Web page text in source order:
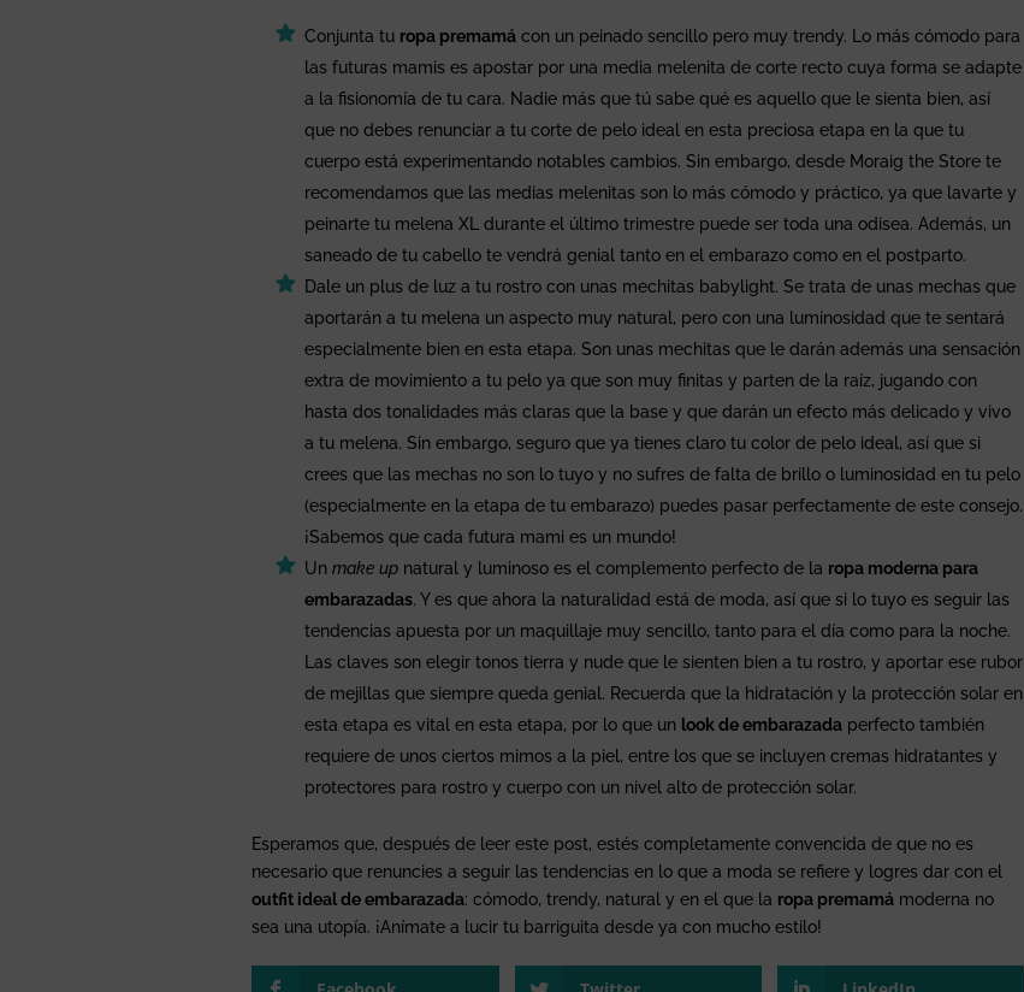
Conjunta tu ropa premamá con un peinado sencillo pero muy trendy. Lo más cómodo para
las futuras mamis es apostar por una media melenita de corte recto cuya forma se adapte
a la fisionomía de tu cara. Nadie más que tú sabe qué es aquello que le sienta bien, así
que no debes renunciar a tu corte de pelo ideal en esta preciosa etapa en la que tu
cuerpo está experimentando notables cambios. Sin embargo, desde Moraig the Store te
recomendamos que las medias melenitas son lo más cómodo y práctico, ya que lavarte y
peinarte tu melena XL durante el último trimestre puede ser toda una odisea. Además, un
saneado de tu cabello te vendrá genial tanto en el embarazo como en el postparto.
Dale un plus de luz a tu rostro con unas mechitas babylight. Se trata de unas mechas que
aportarán a tu melena un aspecto muy natural, pero con una luminosidad que te sentará
especialmente bien en esta etapa. Son unas mechitas que le darán además una sensación
extra de movimiento a tu pelo ya que son muy finitas y parten de la raíz, jugando con
hasta dos tonalidades más claras que la base y que darán un efecto más delicado y vivo
a tu melena. Sin embargo, seguro que ya tienes claro tu color de pelo ideal, así que si
crees que las mechas no son lo tuyo y no sufres de falta de brillo o luminosidad en tu pelo
(especialmente en la etapa de tu embarazo) puedes pasar perfectamente de este consejo.
¡Sabemos que cada futura mami es un mundo!
Unmake up natural y luminoso es el complemento perfecto de la ropa moderna para
embarazadas. Y es que ahora la naturalidad está de moda, así que si lo tuyo es seguir las
tendencias apuesta por un maquillaje muy sencillo, tanto para el día como para la noche.
Las claves son elegir tonos tierra y nude que le sienten bien a tu rostro, y aportar ese rubor
de mejillas que siempre queda genial. Recuerda que la hidratación y la protección solar en
esta etapa es vital en esta etapa, por lo que un look de embarazada perfecto también
requiere de unos ciertos mimos a la piel, entre los que se incluyen cremas hidratantes y
protectores para rostro y cuerpo con un nivel alto de protección solar.
Esperamos que, después de leer este post, estés completamente convencida de que no es
necesario que renuncies a seguir las tendencias en lo que a moda se refiere y logres dar con el
outfit ideal de embarazada: cómodo, trendy, natural y en el que la ropa premamá moderna no
sea una utopía. ¡Anímate a lucir tu barriguita desde ya con mucho estilo!